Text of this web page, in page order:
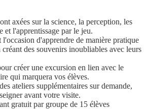
axées sur la science, la perception, les
et l'apprentissage par le jeu.
l'occasion d'apprendre de manière pratique
des souvenirs inoubliables avec leurs
créer une excursion en lien avec le
qui marquera vos élèves.
ateliers supplémentaires sur demande,
avant votre visite.
gratuit par groupe de 15 élèves